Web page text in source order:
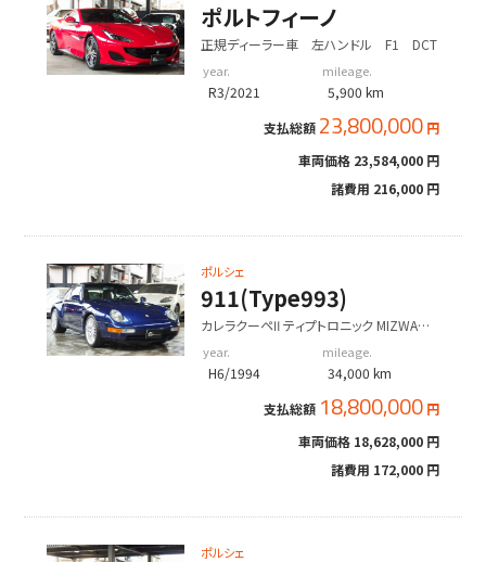
ポルトフィーノ
正規ディーラー車 左ハンドル F1 DCT
year.
R3/2021
mileage.
5,900 km
支払総額 23,800,000 円
車両価格 23,584,000 円
諸費用 216,000 円
ポルシェ
911(Type993)
カレラクーペⅡ ティプトロニック MIZWA新
バーホール済み
year.
H6/1994
mileage.
34,000 km
支払総額 18,800,000 円
車両価格 18,628,000 円
諸費用 172,000 円
ポルシェ